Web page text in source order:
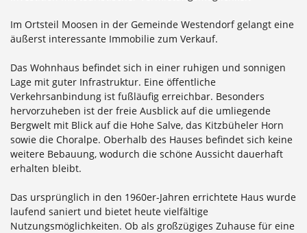
Im Ortsteil Moosen in der Gemeinde Westendorf gelangt eine
äußerst interessante Immobilie zum Verkauf.
Das Wohnhaus befindet sich in einer ruhigen und sonnigen
Lage mit guter Infrastruktur. Eine öffentliche
Verkehrsanbindung ist fußläufig erreichbar. Besonders
hervorzuheben ist der freie Ausblick auf die umliegende
Bergwelt mit Blick auf die Hohe Salve, das Kitzbüheler Horn
sowie die Choralpe. Oberhalb des Hauses befindet sich keine
weitere Bebauung, wodurch die schöne Aussicht dauerhaft
erhalten bleibt.
Das ursprünglich in den 1960er-Jahren errichtete Haus wurde
laufend saniert und bietet heute vielfältige
Nutzungsmöglichkeiten. Ob als großzügiges Zuhause für eine